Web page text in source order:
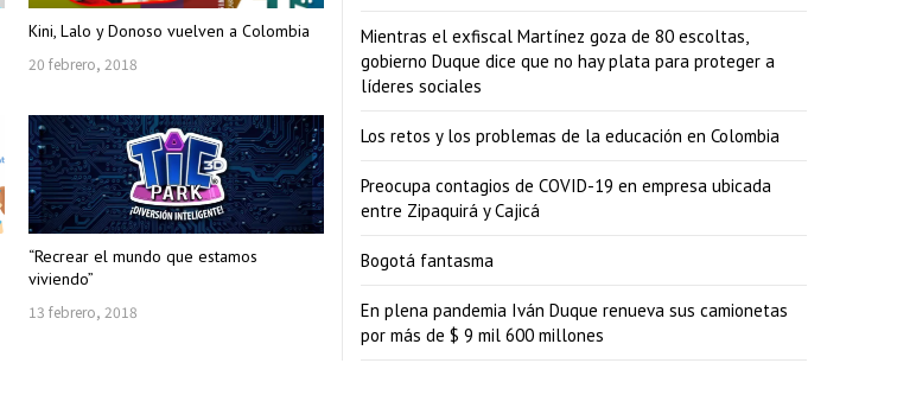
Kini, Lalo y Donoso vuelven a Colombia
20 febrero, 2018
“Recrear el mundo que estamos
viviendo”
13 febrero, 2018
Mientras el exfiscal Martínez goza de 80 escoltas,
gobierno Duque dice que no hay plata para proteger a
líderes sociales
Los retos y los problemas de la educación en Colombia
Preocupa contagios de COVID-19 en empresa ubicada
entre Zipaquirá y Cajicá
Bogotá fantasma
En plena pandemia Iván Duque renueva sus camionetas
por más de $ 9 mil 600 millones